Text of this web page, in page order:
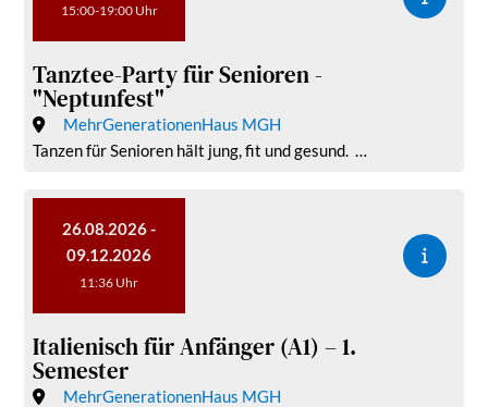
15:00-19:00 Uhr
Tanztee-Party für Senioren -
"Neptunfest"
MehrGenerationenHaus MGH
Tanzen für Senioren hält jung, fit und gesund. …
26.08.2026 -
09.12.2026
11:36 Uhr
Italienisch für Anfänger (A1) – 1.
Semester
MehrGenerationenHaus MGH